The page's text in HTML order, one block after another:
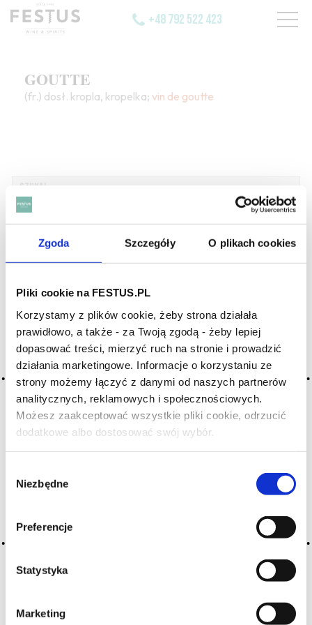
Zgoda Szczegóły O plikach cookies
Pliki cookie na FESTUS.PL
Korzystamy z plików cookie, żeby strona działała
prawidłowo, a także - za Twoją zgodą - żeby lepiej
dopasować treści, mierzyć ruch na stronie i prowadzić
działania marketingowe. Informacje o korzystaniu ze
strony możemy łączyć z danymi od naszych partnerów
analitycznych, reklamowych i społecznościowych.
Możesz zaakceptować wszystkie pliki cookie, odrzucić
dodatkowe albo dostosować swój wybór.
zgody
Niezbędne
Preferencje
Statystyka
Marketing
Czy masz ukończone 18 lat?
+48 792 522 423
GOUTTE
(fr.) dosł. kropla, kropelka; vin de goutte
HASŁA ALFABETYCZNIE:
A B C-Ć D E F G
H I J K L-Ł M N
O-Ó P Q R S-Ś T
U V W X-Y
Z-Ź-Ż
Cały czas pracujemy nad wprowadzaniem do
-proszę nas o tym poinformować